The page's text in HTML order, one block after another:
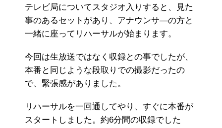
テレビ局についてスタジオ入りすると、見た
事のあるセットがあり、アナウンサ―の方と
一緒に座ってリハーサルが始まります。
今回は生放送ではなく収録との事でしたが、
本番と同じような段取りでの撮影だったの
で、緊張感がありました。
リハーサルを一回通してやり、すぐに本番が
スタートしました。約6分間の収録でした